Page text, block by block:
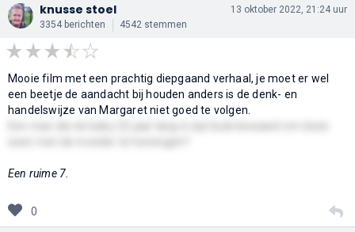
knusse stoel
3354 berichten 4542 stemmen
13 oktober 2022, 21:24 uur
Mooie film met een prachtig diepgaand verhaal, je moet er wel
een beetje de aandacht bij houden anders is de denk- en
handelswijze van Margaret niet goed te volgen.
Een ruime 7.
0